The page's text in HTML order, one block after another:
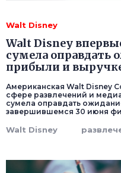
Walt Disney
Walt Disney
сумела оправдать
прибыли и
Американская Walt Disney
сфере развлечений и
сумела оправдать
завершившемся 30 июня
Walt Disney